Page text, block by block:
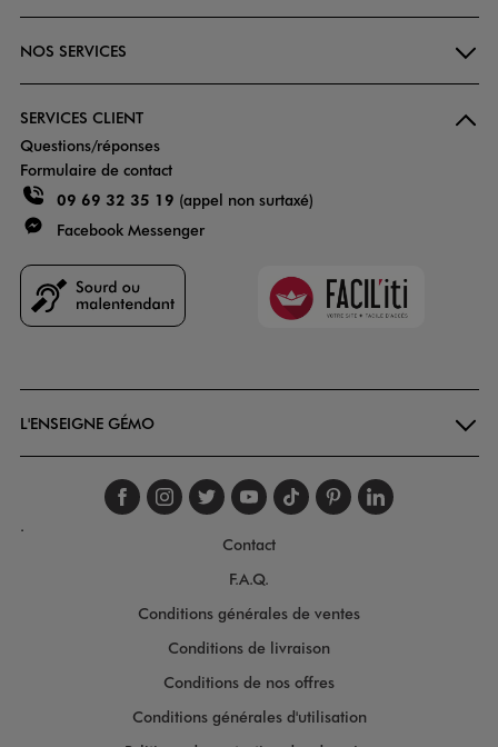
NOS SERVICES
SERVICES CLIENT
Questions/réponses
Formulaire de contact
09 69 32 35 19 (appel non surtaxé)
Facebook Messenger
Faciliti
L'ENSEIGNE GÉMO
Suivez-nous sur
Suivez-nous sur
Suivez-nous sur
Suivez-nous
Suivez-nous
Suivez-
.
Contact
F.A.Q.
Conditions générales de ventes
Conditions de livraison
Conditions de nos offres
Conditions générales d'utilisation